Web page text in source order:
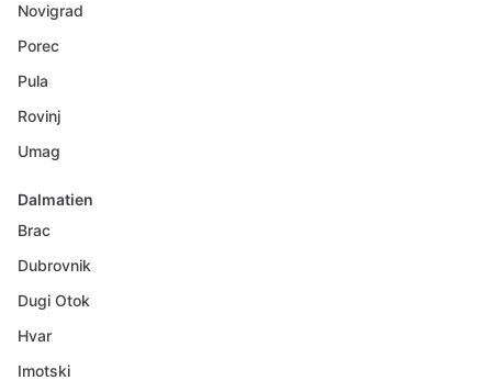
Novigrad
Porec
Pula
Rovinj
Umag
Dalmatien
Brac
Dubrovnik
Dugi Otok
Hvar
Imotski